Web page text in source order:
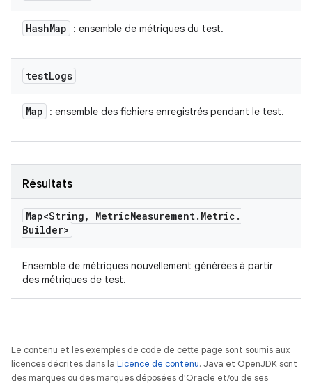
HashMap : ensemble de métriques du test.
testLogs
Map : ensemble des fichiers enregistrés pendant le test.
Résultats
Map<String , MetricMeasurement. Metric .
Builder>
Ensemble de métriques nouvellement générées à partir
des métriques de test.
Le contenu et les exemples de code de cette page sont soumis aux
licences décrites dans la Licence de contenu. Java et OpenJDK sont
des marques ou des marques déposées d'Oracle et/ou de ses